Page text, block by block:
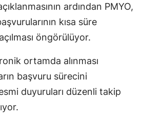
ardından PMYO,
kısa süre
öngörülüyor.
ortamda alınması
başvuru sürecini
duyuruları düzenli takip